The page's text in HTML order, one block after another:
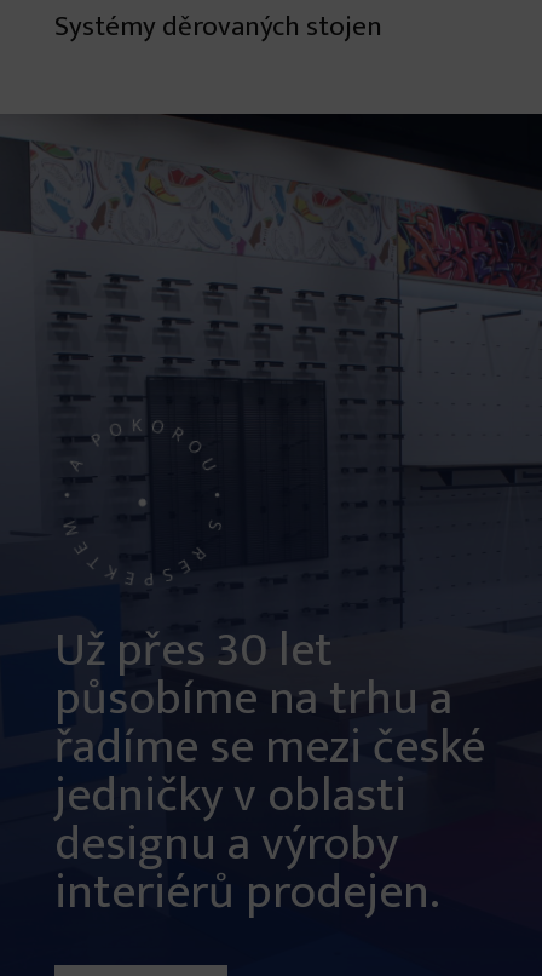
Systémy děrovaných stojen
Už přes 30 let
působíme na trhu a
řadíme se mezi české
jedničky v oblasti
designu a výroby
interiérů prodejen.